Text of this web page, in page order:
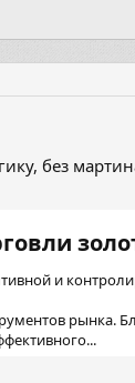
без
и
рынка.